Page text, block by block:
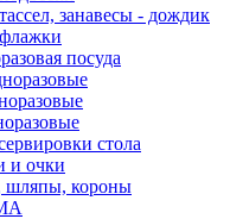
занавесы - дождик
посуда
стола
и очки
шляпы, короны